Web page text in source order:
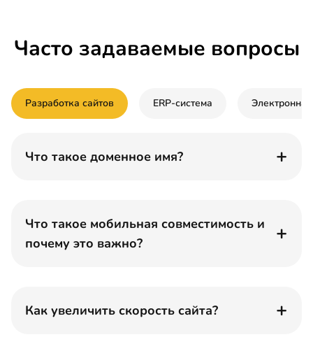
Часто задаваемые вопросы
Разработка сайтов ERP-система
Что такое доменное имя?
Что такое мобильная совместимость и
почему это важно?
Как увеличить скорость сайта?